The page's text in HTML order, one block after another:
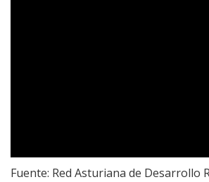
Fuente: Red Asturiana de Desarrollo